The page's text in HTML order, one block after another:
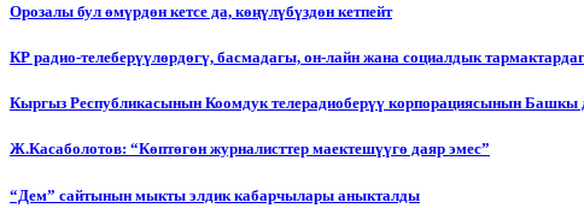
Орозалы бул өмүрдөн кетсе да, көңүлүбүздөн кетпейт
КР радио-телеберүүлөрдөгү, басмадагы, он-лайн жана социалдык
Кыргыз Республикасынын Коомдук телерадиоберүү корпорациясынын Башкы
Ж.Касаболотов: “Көптөгөн журналисттер маектешүүгө даяр эмес”
“Дем” сайтынын мыкты элдик кабарчылары аныкталды